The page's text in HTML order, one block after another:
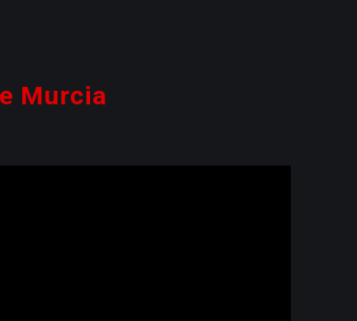
Murcia